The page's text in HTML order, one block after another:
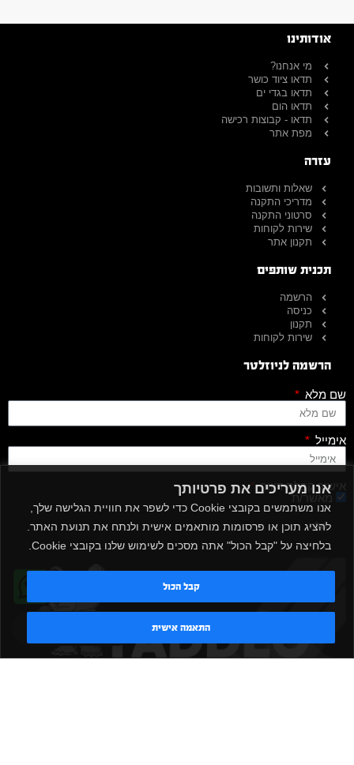
אנו מעריכים את פרטיותך
אנו משתמשים בקובצי Cookie כדי לשפר את חוויית הגלישה שלך,
להציג תוכן או פרסומות מותאמים אישית ולנתח את תנועת האתר.
בלחיצה על "קבל הכול" אתה מסכים לשימוש שלנו בקובצי Cookie.
התאמה אישית
קבל הכול
אודותינו
מי אנחנו?
תדאו ציוד כושר
תדאו בגדי ים
תדאו הום
תדאו - קבוצות רכישה
מפת אתר
עזרה
שאלות ותשובות
מדריכי התקנה
סרטוני התקנה
שירות לקוחות
תקנון אתר
תכנית שותפים
הרשמה
כניסה
תקנון
שירות לקוחות
הרשמה לניוזלטר
שם מלא
אימייל
אישור קבלת דיוור
מאשר/ת
שלח